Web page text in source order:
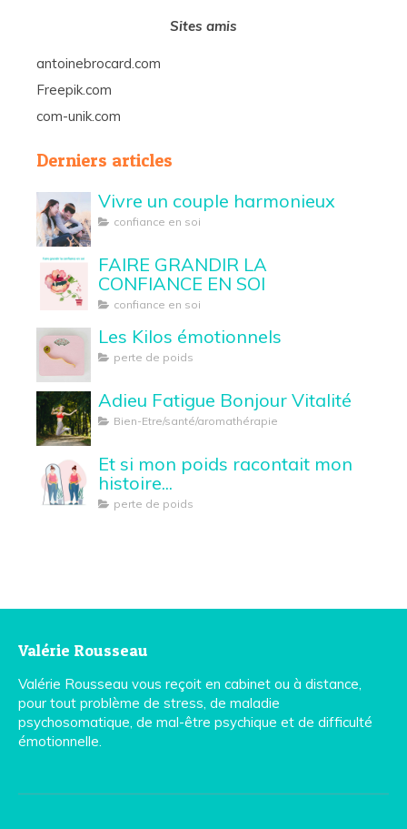
Sites amis
antoinebrocard.com
Freepik.com
com-unik.com
Derniers articles
Vivre un couple harmonieux
confiance en soi
FAIRE GRANDIR LA
CONFIANCE EN SOI
confiance en soi
Les Kilos émotionnels
perte de poids
Adieu Fatigue Bonjour Vitalité
Bien-Etre/santé/aromathérapie
Et si mon poids racontait mon
histoire...
perte de poids
Valérie Rousseau
Valérie Rousseau vous reçoit en cabinet ou à distance,
pour tout problème de stress, de maladie
psychosomatique, de mal-être psychique et de difficulté
émotionnelle.